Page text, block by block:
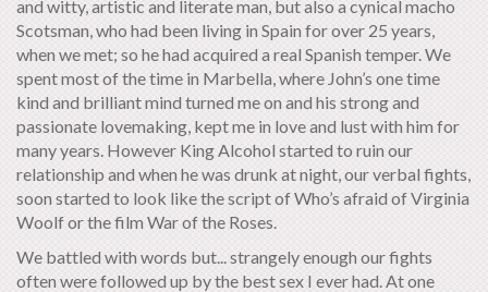
and witty, artistic and literate man, but also a cynical macho
Scotsman, who had been living in Spain for over 25 years,
when we met; so he had acquired a real Spanish temper. We
spent most of the time in Marbella, where John’s one time
kind and brilliant mind turned me on and his strong and
passionate lovemaking, kept me in love and lust with him for
many years. However King Alcohol started to ruin our
relationship and when he was drunk at night, our verbal fights,
soon started to look like the script of Who’s afraid of Virginia
Woolf or the film War of the Roses.
We battled with words but... strangely enough our fights
often were followed up by the best sex I ever had. At one